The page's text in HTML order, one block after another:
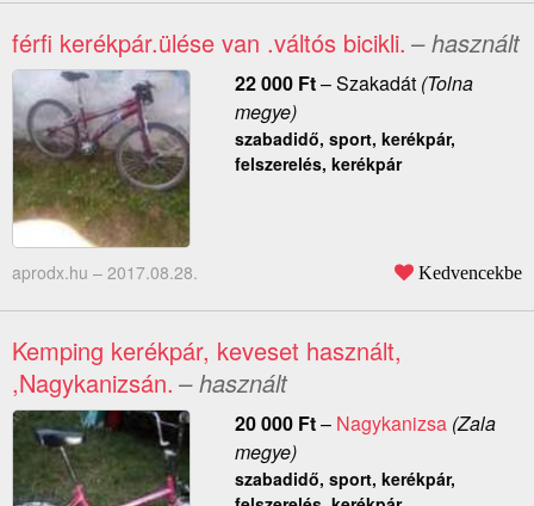
férfi kerékpár.ülése van .váltós bicikli. – használt
22 000 Ft–Szakadát(Tolna
megye)
szabadidő, sport, kerékpár,
felszerelés, kerékpár
aprodx.hu – 2017.08.28. Kedvencekbe
Kemping kerékpár, keveset használt,
,Nagykanizsán. – használt
20 000 Ft– Nagykanizsa(Zala
megye)
szabadidő, sport, kerékpár,